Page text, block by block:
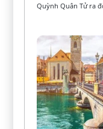
Quỳnh Quân Tử ra